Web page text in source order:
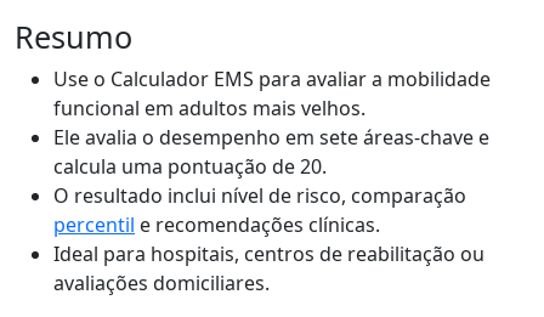
Resumo
Use o Calculador EMS para avaliar a mobilidade
funcional em adultos mais velhos.
Ele avalia o desempenho em sete áreas-chave e
calcula uma pontuação de 20.
O resultado inclui nível de risco, comparação
percentil e recomendações clínicas.
Ideal para hospitais, centros de reabilitação ou
avaliações domiciliares.